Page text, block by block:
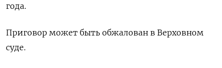
года.
Приговор может быть обжалован в Верховном
суде.